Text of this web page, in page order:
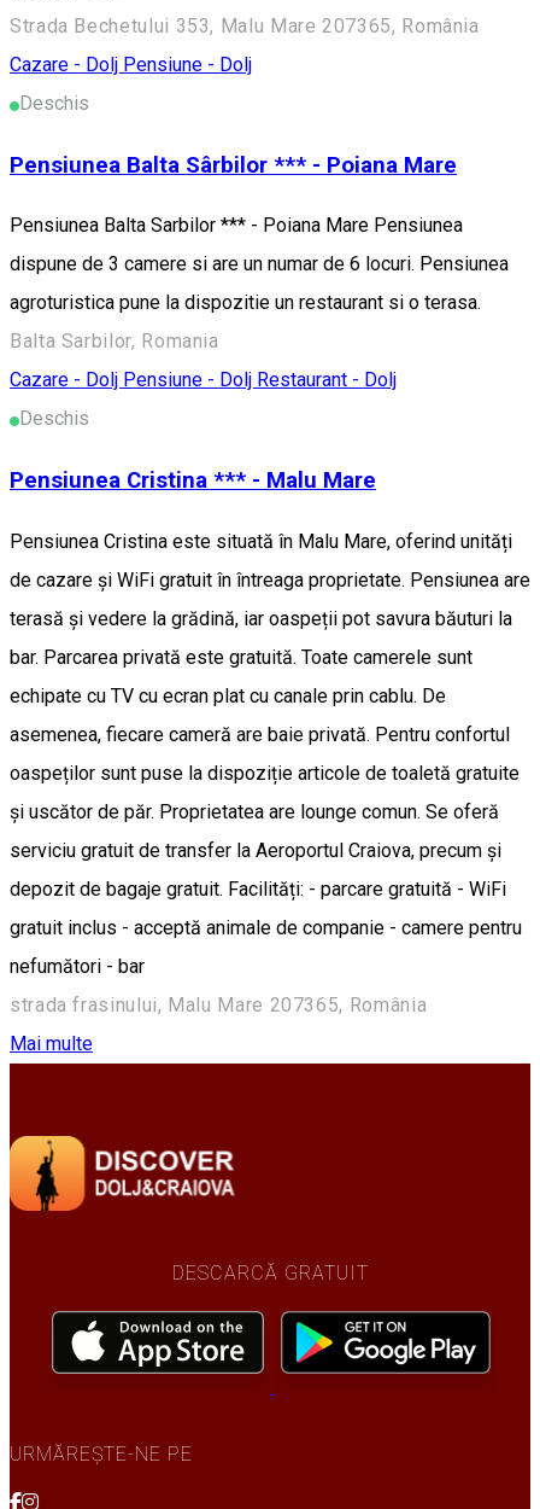
Strada Bechetului 353, Malu Mare 207365, România
Cazare - Dolj Pensiune - Dolj
Deschis
Pensiunea Balta Sârbilor *** - Poiana Mare
Pensiunea Balta Sarbilor *** - Poiana Mare Pensiunea
dispune de 3 camere si are un numar de 6 locuri. Pensiunea
agroturistica pune la dispozitie un restaurant si o terasa.
Balta Sarbilor, Romania
Cazare - Dolj Pensiune - Dolj Restaurant - Dolj
Deschis
Pensiunea Cristina *** - Malu Mare
Pensiunea Cristina este situată în Malu Mare, oferind unități
de cazare și WiFi gratuit în întreaga proprietate. Pensiunea are
terasă și vedere la grădină, iar oaspeții pot savura băuturi la
bar. Parcarea privată este gratuită. Toate camerele sunt
echipate cu TV cu ecran plat cu canale prin cablu. De
asemenea, fiecare cameră are baie privată. Pentru confortul
oaspeților sunt puse la dispoziție articole de toaletă gratuite
și uscător de păr. Proprietatea are lounge comun. Se oferă
serviciu gratuit de transfer la Aeroportul Craiova, precum şi
depozit de bagaje gratuit. Facilități: - parcare gratuită - WiFi
gratuit inclus - acceptă animale de companie - camere pentru
nefumători - bar
strada frasinului, Malu Mare 207365, România
Mai multe
DESCARCĂ GRATUIT
URMĂREȘTE-NE PE